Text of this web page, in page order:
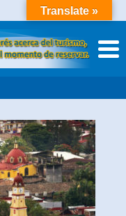
Translate »